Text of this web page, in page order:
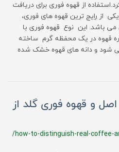
از قهوه فوری برای دریافت
از رایج ترین قهوه های فوری،
باشد. این نوع قهوه فوری با
قهوه در یک محفظه گرم ساخته
شود و دانه های قهوه خشک شده
و قهوه فوری گلد از
/how-to-distinguish-real-coffee-